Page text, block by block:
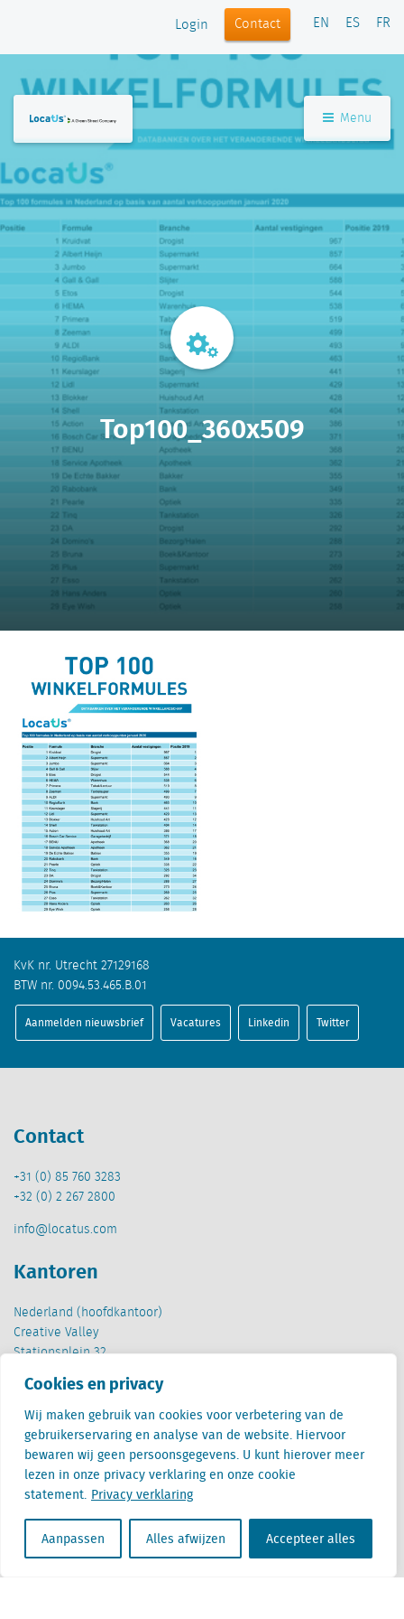
Cookies en privacy
Wij maken gebruik van cookies voor verbetering van de
gebruikerservaring en analyse van de website. Hiervoor
bewaren wij geen persoonsgegevens. U kunt hierover meer
lezen in onze privacy verklaring en onze cookie
statement. Privacy verklaring
Aanpassen Alles afwijzen Accepteer alles
Login Contact EN ES FR
Menu
Top100_360x509
KvK nr. Utrecht 27129168
BTW nr. 0094.53.465.B.01
Aanmelden nieuwsbrief Vacatures Linkedin Twitter
Contact
+31 (0) 85 760 3283
+32 (0) 2 267 2800
info@locatus.com
Kantoren
Nederland (hoofdkantoor)
Creative Valley
Stationsplein 32
3511 ED Utrecht
België
Cantersteen 47
1000 Brussel